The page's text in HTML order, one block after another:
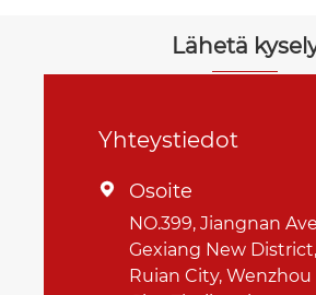
Lähetä
Yhteystiedot
 Osoite
NO.399, Jiangnan
Gexiang New District,
Ruian City, Wenzhou